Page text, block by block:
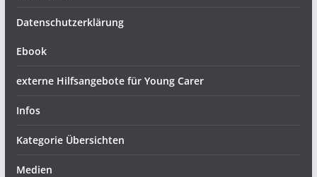
Datenschutzerklärung
Ebook
externe Hilfsangebote für Young Carer
Infos
Kategorie Übersichten
Medien